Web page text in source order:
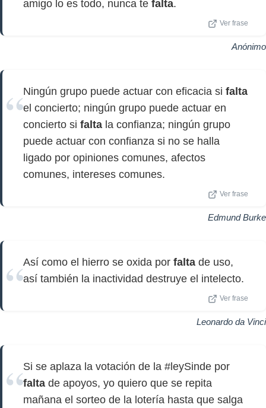
amigo lo es todo, nunca te falta.
Ver frase
Anónimo
Ningún grupo puede actuar con eficacia si falta
el concierto; ningún grupo puede actuar en
concierto si falta la confianza; ningún grupo
puede actuar con confianza si no se halla
ligado por opiniones comunes, afectos
comunes, intereses comunes.
Ver frase
Edmund Burke
Así como el hierro se oxida por falta de uso,
así también la inactividad destruye el intelecto.
Ver frase
Leonardo da Vinci
Si se aplaza la votación de la #leySinde por
falta de apoyos, yo quiero que se repita
mañana el sorteo de la lotería hasta que salga